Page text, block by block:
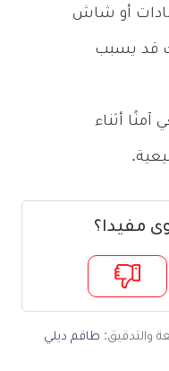
أو شاش
قد يسبب
أثناء
مفيدا؟
والتدقيق: طاقم ديلي